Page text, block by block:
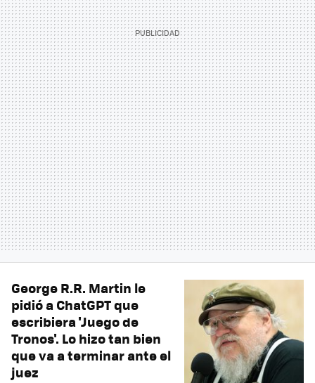
George R.R. Martin le
pidió a ChatGPT que
escribiera 'Juego de
Tronos'. Lo hizo tan bien
que va a terminar ante el
juez